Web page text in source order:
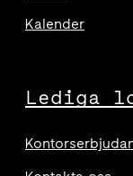
Kalender
Lediga